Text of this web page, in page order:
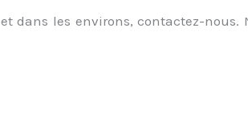
et dans les environs, contactez-nous.